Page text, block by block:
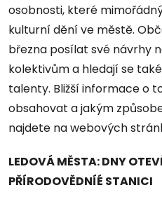
osobnosti, které
kulturní dění ve městě.
března posílat své návrhy
kolektivům a hledají se
talenty. Bližší informace o
obsahovat a jakým
najdete na webových
LEDOVÁ MĚSTA: DNY
PŘÍRODOVĚDNÍÉ STANICI